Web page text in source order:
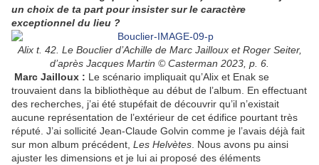
un choix de ta part pour insister sur le caractère
exceptionnel du lieu ?
Alix t. 42. Le Bouclier d’Achille de Marc Jailloux et Roger Seiter,
d’après Jacques Martin © Casterman 2023, p. 6.
Marc Jailloux : Le scénario impliquait qu’Alix et Enak se
trouvaient dans la bibliothèque au début de l’album. En effectuant
des recherches, j’ai été stupéfait de découvrir qu’il n’existait
aucune représentation de l’extérieur de cet édifice pourtant très
réputé. J’ai sollicité Jean-Claude Golvin comme je l’avais déjà fait
sur mon album précédent, Les Helvètes . Nous avons pu ainsi
ajuster les dimensions et je lui ai proposé des éléments